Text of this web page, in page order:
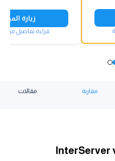
زيارة
قراءة تفاصيل مزود
مقارنة مقالات
InterServer